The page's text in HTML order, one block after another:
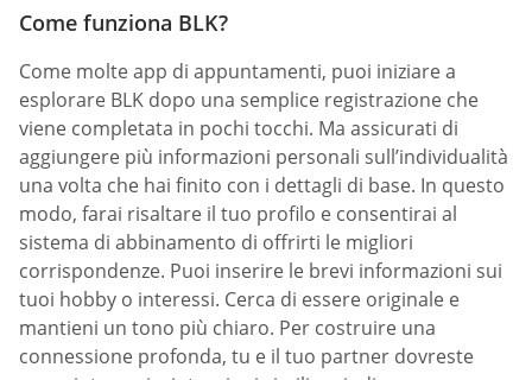
Come funziona BLK?
Come molte app di appuntamenti, puoi iniziare a
esplorare BLK dopo una semplice registrazione che
viene completata in pochi tocchi. Ma assicurati di
aggiungere più informazioni personali sull’individualità
una volta che hai finito con i dettagli di base. In questo
modo, farai risaltare il tuo profilo e consentirai al
sistema di abbinamento di offrirti le migliori
corrispondenze. Puoi inserire le brevi informazioni sui
tuoi hobby o interessi. Cerca di essere originale e
mantieni un tono più chiaro. Per costruire una
connessione profonda, tu e il tuo partner dovreste